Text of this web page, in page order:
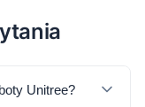
Unitree?